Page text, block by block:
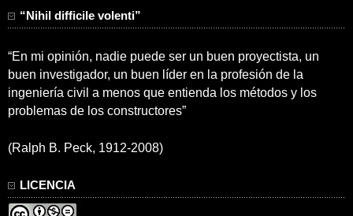
“Nihil difficile volenti”
“En mi opinión, nadie puede ser un buen proyectista, un
buen investigador, un buen líder en la profesión de la
ingeniería civil a menos que entienda los métodos y los
problemas de los constructores”
(Ralph B. Peck, 1912-2008)
LICENCIA